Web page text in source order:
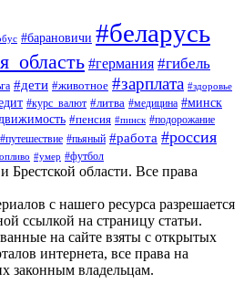
#барановичи #беларусь
#германия #гибель
#дети #животное #зарплата #здоровье
#курс_валют #литва #медицина #минск
#пенсия #пинск #подорожание
#путешествие #пьяный #работа #россия
#умер #футбол
Брестской области. Все права
с нашего ресурса разрешается
ссылкой на страницу статьи.
на сайте взяты с открытых
интернета, все права на
законным владельцам.